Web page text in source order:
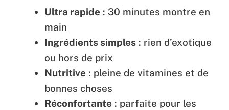
Ultra rapide : 30 minutes montre en
main
Ingrédients simples : rien d’exotique
ou hors de prix
Nutritive : pleine de vitamines et de
bonnes choses
Réconfortante : parfaite pour les